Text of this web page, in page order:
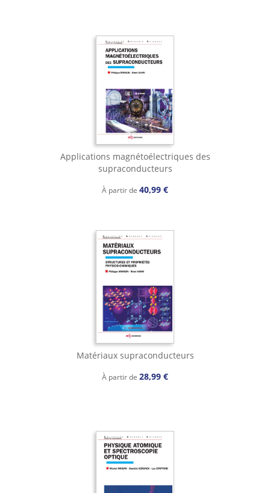
Applications magnétoélectriques des
supraconducteurs
À partir de 40,99 €
Matériaux supraconducteurs
À partir de 28,99 €